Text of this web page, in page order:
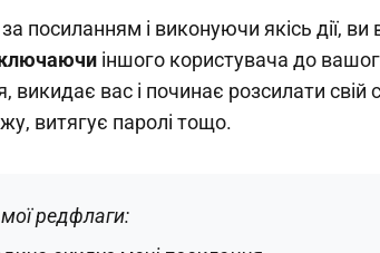
посиланням і виконуючи якісь дії,
іншого користувача до
вас і починає розсилати свій
витягує паролі тощо.
редфлаги: